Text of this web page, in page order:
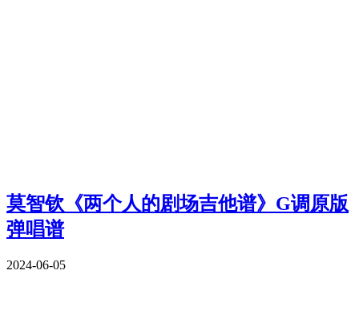
莫智钦《两个人的剧场吉他谱》G调原版
弹唱谱
2024-06-05